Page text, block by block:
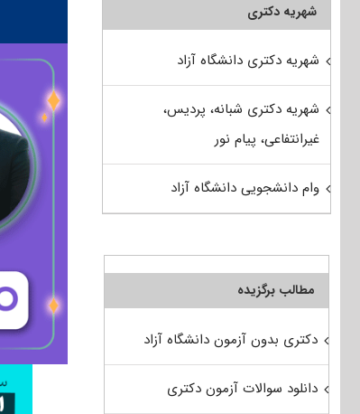
شهریه دکتری
شهریه دکتری دانشگاه آزاد
شهریه دکتری شبانه، پردیس،
غیرانتفاعی، پیام نور
وام دانشجویی دانشگاه آزاد
مطالب برگزیده
دکتری بدون آزمون دانشگاه آزاد
دانلود سوالات آزمون دکتری